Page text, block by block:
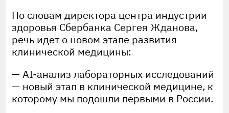
По словам директора центра индустрии
здоровья Сбербанка Сергея Жданова,
речь идет о новом этапе развития
клинической медицины:
— AI-анализ лабораторных исследований
— новый этап в клинической медицине, к
которому мы подошли первыми в России.